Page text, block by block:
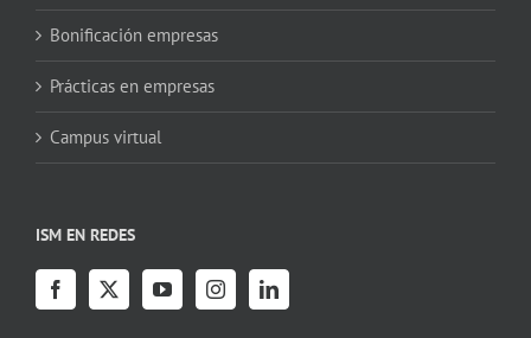
Bonificación empresas
Prácticas en empresas
Campus virtual
ISM EN REDES